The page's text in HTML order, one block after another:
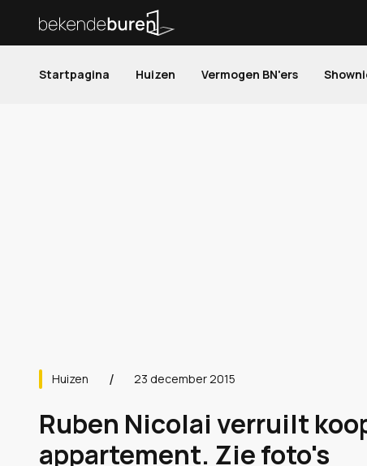
Startpagina Huizen Vermogen BN'ers
Huizen 23 december 2015
Ruben Nicolai verruilt
appartement. Zie foto's